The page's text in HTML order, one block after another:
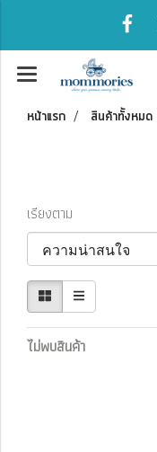
หน้าแรก สินค้าทั้งหมด
เรียงตาม
ไม่พบสินค้า